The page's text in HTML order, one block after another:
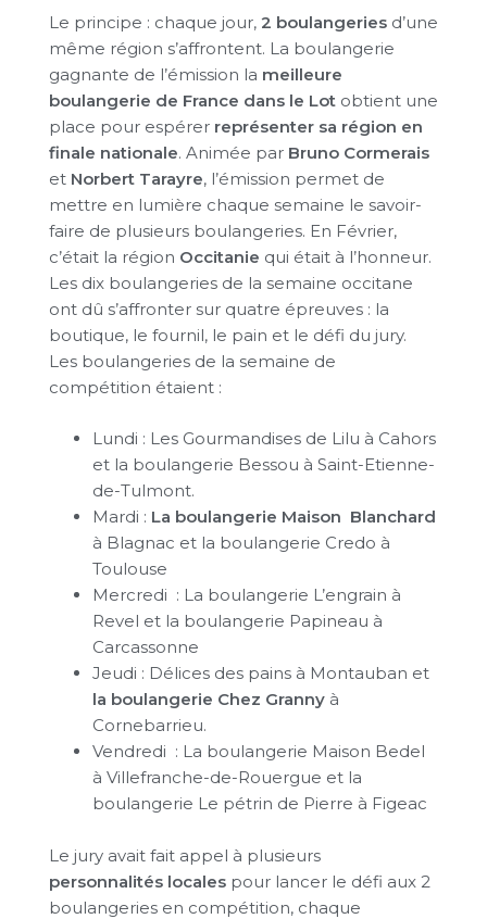
Le principe : chaque jour, 2 boulangeries d’une
même région s’affrontent. La boulangerie
gagnante de l’émission la meilleure
boulangerie de France dans le Lot obtient une
place pour espérer représenter sa région en
finale nationale. Animée par Bruno Cormerais
et Norbert Tarayre, l’émission permet de
mettre en lumière chaque semaine le savoir-
faire de plusieurs boulangeries. En Février,
c’était la région Occitanie qui était à l’honneur.
Les dix boulangeries de la semaine occitane
ont dû s’affronter sur quatre épreuves : la
boutique, le fournil, le pain et le défi du jury.
Les boulangeries de la semaine de
compétition étaient :
Lundi : Les Gourmandises de Lilu à Cahors
et la boulangerie Bessou à Saint-Etienne-
de-Tulmont.
Mardi : La boulangerie Maison Blanchard
à Blagnac et la boulangerie Credo à
Toulouse
Mercredi : La boulangerie L’engrain à
Revel et la boulangerie Papineau à
Carcassonne
Jeudi : Délices des pains à Montauban et
la boulangerie Chez Granny à
Cornebarrieu.
Vendredi : La boulangerie Maison Bedel
à Villefranche-de-Rouergue et la
boulangerie Le pétrin de Pierre à Figeac
Le jury avait fait appel à plusieurs
personnalités locales pour lancer le défi aux 2
boulangeries en compétition, chaque